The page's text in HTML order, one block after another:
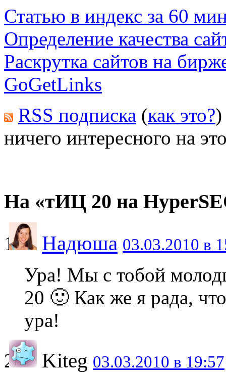
Статью в индекс за 60
Определение качества
Раскрутка сайтов на
GoGetLinks
RSS подписка (как это?)
ничего интересного на
На «тИЦ 20 на
Надюша 03.03.2010 в
Ура! Мы с тобой
20 🙂 Как же я рада,
ура!
Kiteg 03.03.2010 в 19:57